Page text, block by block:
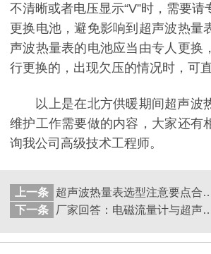
不清晰或者电压显示“V”时，需要
更换电池，避免影响到超声波热量
声波热量表的电池应当由专人更换
行更换的，出现欠压的情况时，可
以上是在北方供暖期间超声波
维护工作需要做的内容，大家还有
询我公司高级技术工程师。
上一条
超声波热量表选型注
下一条
厂家回答：电磁流量计与超声波流量